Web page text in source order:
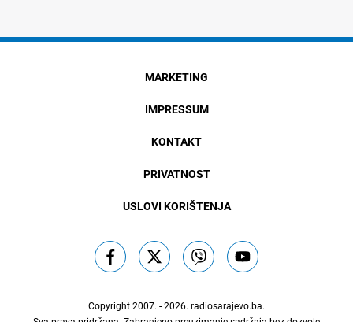
MARKETING
IMPRESSUM
KONTAKT
PRIVATNOST
USLOVI KORIŠTENJA
Copyright 2007. - 2026. radiosarajevo.ba.